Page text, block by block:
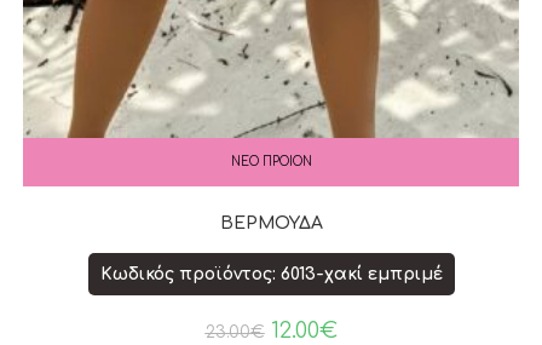
ΝΕΟ ΠΡΟΙΟΝ
ΒΕΡΜΟΥΔΑ
Κωδικός προϊόντος: 6013-χακί εμπριμέ
23.00€ 12.00€